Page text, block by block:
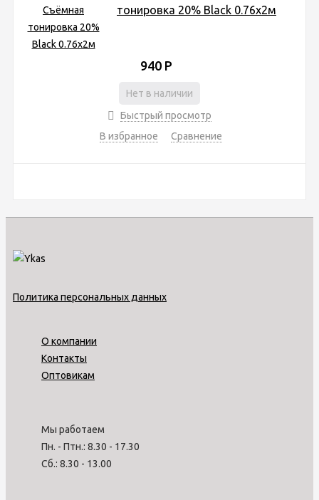
тонировка 20% Black 0.76x2м
940 Р
Нет в наличии
Быстрый просмотр
В избранное
Сравнение
Политика персональных данных
О компании
Контакты
Оптовикам
Мы работаем
Пн. - Птн.: 8.30 - 17.30
Сб.: 8.30 - 13.00